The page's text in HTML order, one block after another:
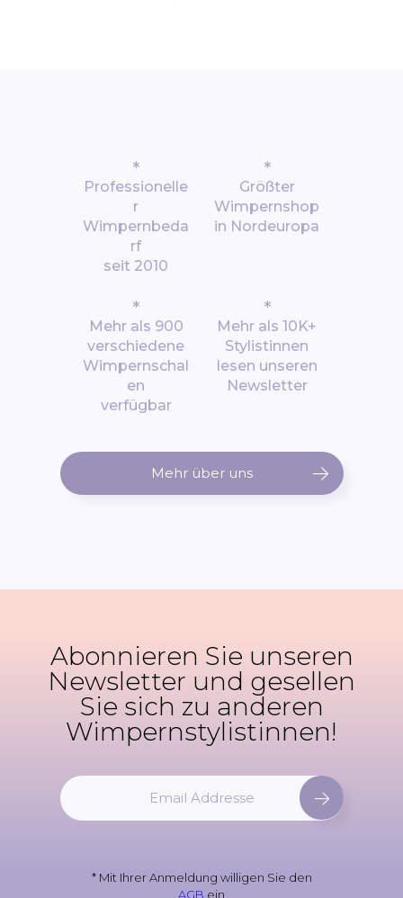
*
Professionelle
r
Wimpernbeda
rf
seit 2010
*
Größter
Wimpernshop
in Nordeuropa
*
Mehr als 900
verschiedene
Wimpernschal
en
verfügbar
*
Mehr als 10K+
Stylistinnen
lesen unseren
Newsletter
Mehr über uns
Abonnieren Sie unseren
Newsletter und gesellen
Sie sich zu anderen
Wimpernstylistinnen!
M
e
* Mit Ihrer Anmeldung willigen Sie den
AGB ein